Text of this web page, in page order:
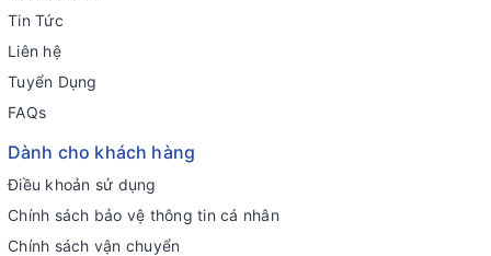
Tin Tức
Liên hệ
Tuyển Dụng
FAQs
Dành cho khách hàng
Điều khoản sử dụng
Chính sách bảo vệ thông tin cá nhân
Chính sách vận chuyển